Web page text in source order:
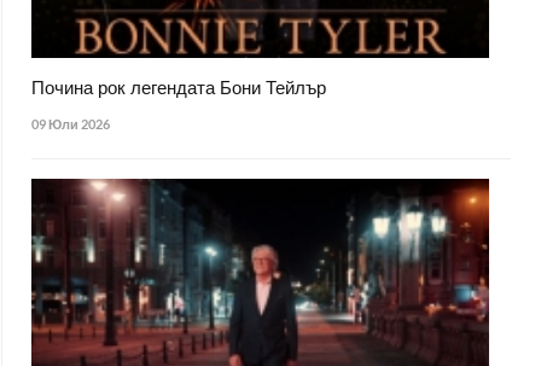
Почина рок легендата Бони Тейлър
09 Юли 2026